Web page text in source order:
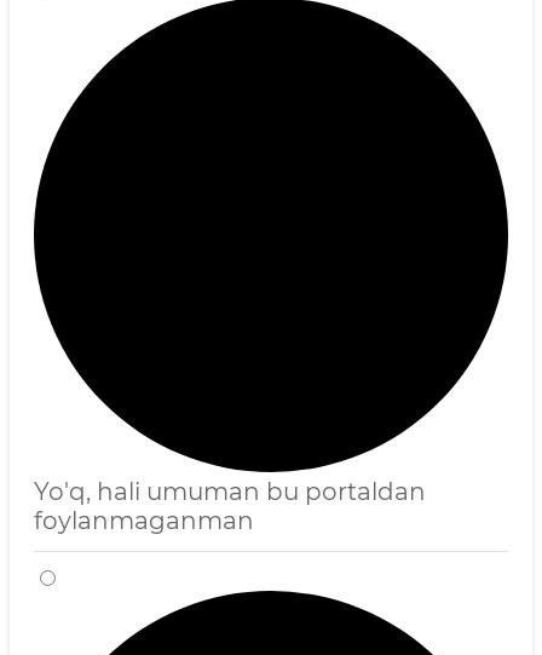
Yo'q, hali umuman bu portaldan
foylanmaganman